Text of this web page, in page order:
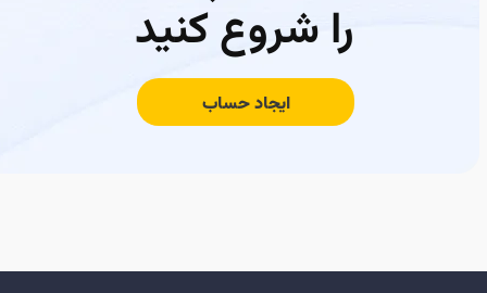
را شروع کنید
ایجاد حساب